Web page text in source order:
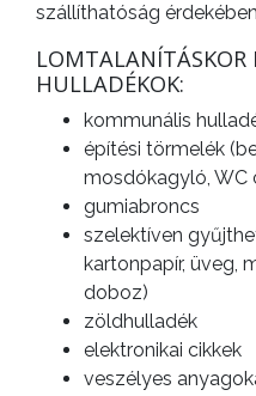
KÖLTSÉGVETÉSI
RENDELETEK
AZ
ÉPÜLŐ
szállíthatóság
LOMTALANÍTÁSKOR
HULLADÉKOK:
kommunális
építési törmelék
mosdókagyló, WC
gumiabroncs
szelektíven
kartonpapír, üveg,
doboz)
zöldhulladék
elektronikai cikkek
veszélyes